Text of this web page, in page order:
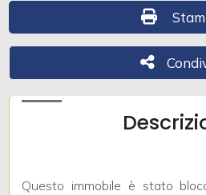
Questo immobile è stato